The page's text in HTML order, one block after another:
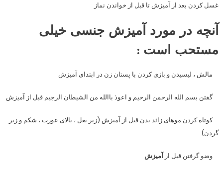
غسل کردن بعد از آمیزش تا قبل از خواندن نماز
آنچه در مورد آمیزش جنسی خیلی
مستحب است :
مالش ، لیسیدن و بازی کردن با پستان زن در ابتدای آمیزش
گفتن بسم الله الرحمن الرحیم و اعوذ باالله من الشیطان الرجیم قبل از آمیزش
کوتاه کردن موهای زائد بدن قبل از آمیزش (زیر بغل ، بالای عورت ، شکم و زیر
گردن)
وضو گرفتن قبل از آمیزش